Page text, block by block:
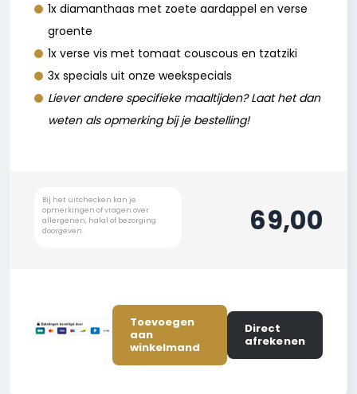
1x diamanthaas met zoete aardappel en verse
groente
1x verse vis met tomaat couscous en tzatziki
3x specials uit onze weekspecials
Liever andere specifieke maaltijden? Laat het dan
weten als opmerking bij je bestelling!
69,00
Toevoegen
aan
winkelmand
Direct
afrekenen